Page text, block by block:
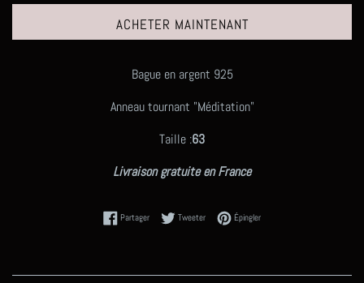
ACHETER MAINTENANT
Bague en argent 925
Anneau tournant "Méditation"
Taille :63
Livraison gratuite en France
PartagerPartager sur Facebook
TweeterTweeter sur Twitter
ÉpinglerÉpingler sur Pinterest